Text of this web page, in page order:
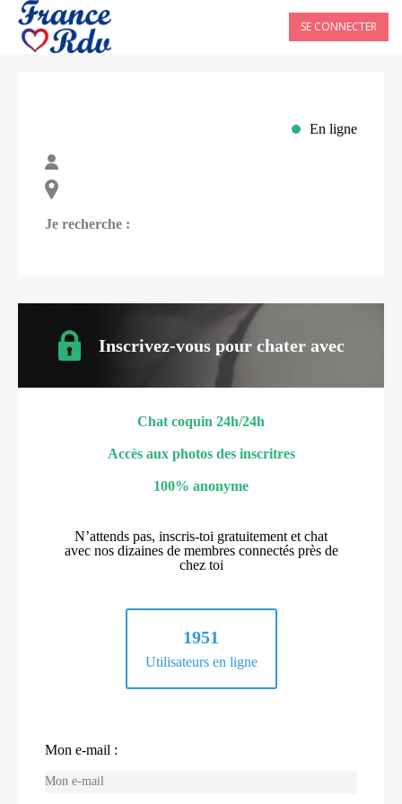
SE CONNECTER
En ligne
Je recherche :
Inscrivez-vous pour chater avec
Chat coquin 24h/24h
Accès aux photos des inscritres
100% anonyme
N’attends pas, inscris-toi gratuitement et chat
avec nos dizaines de membres connectés près de
chez toi
1951
Utilisateurs en ligne
Mon e-mail :